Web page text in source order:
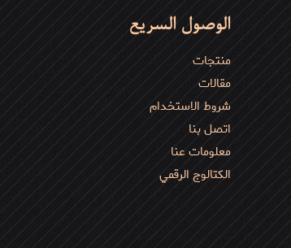
الوصول السريع
منتجات
مقالات
شروط الاستخدام
اتصل بنا
معلومات عنا
الكتالوج الرقمي